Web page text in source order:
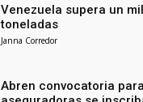
Venezuela supera un
toneladas
Janna Corredor
Abren convocatoria